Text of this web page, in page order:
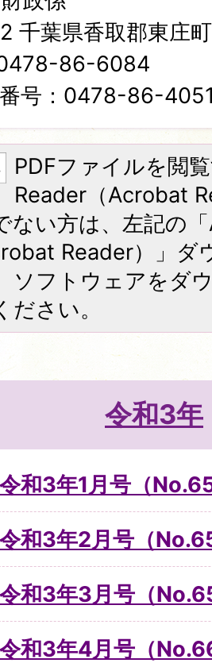
千葉県香取郡東庄
86-6084
号：0478-86-
PDFファイルを閲
Reader（Acrobat
ない方は、左記の
Reader）」ダ
ソフトウェアをダ
ださい。
令和3年
和3年1月号（
和3年2月号（
和3年3月号（
和3年4月号（